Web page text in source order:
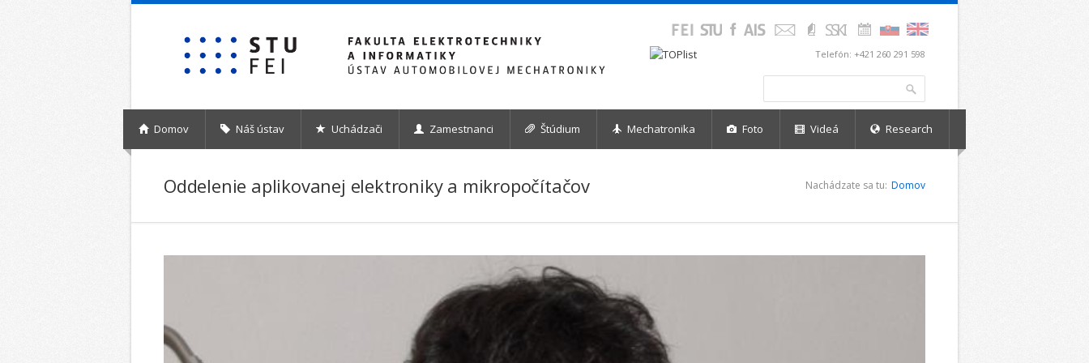
Telefón: +421 260 291 598
Domov Náš ústav Uchádzači Zamestnanci Štúdium Mechatronika Foto Videá Research
Oddelenie aplikovanej elektroniky a mikropočítačov Nachádzate sa tu: Domov